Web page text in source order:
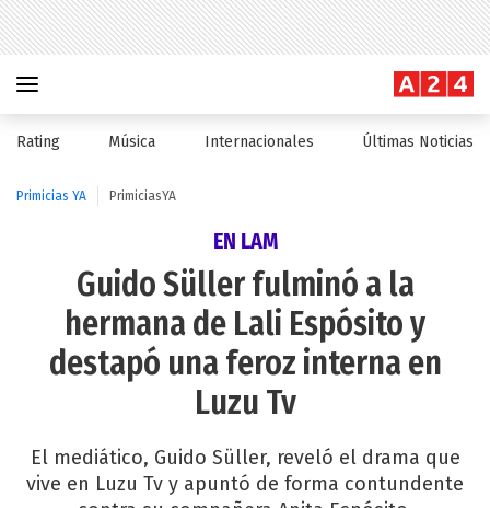
Rating Música Internacionales Últimas Noticias
Primicias YA PrimiciasYA
EN LAM
Guido Süller fulminó a la
hermana de Lali Espósito y
destapó una feroz interna en
Luzu Tv
El mediático, Guido Süller, reveló el drama que
vive en Luzu Tv y apuntó de forma contundente